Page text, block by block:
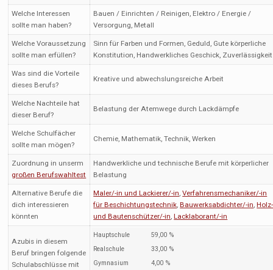
Welche Interessen
sollte man haben?
Bauen / Einrichten / Reinigen, Elektro / Energie /
Versorgung, Metall
Welche Voraussetzung
sollte man erfüllen?
Sinn für Farben und Formen, Geduld, Gute körperliche
Konstitution, Handwerkliches Geschick, Zuverlässigkeit
Was sind die Vorteile
dieses Berufs?
Kreative und abwechslungsreiche Arbeit
Welche Nachteile hat
dieser Beruf?
Belastung der Atemwege durch Lackdämpfe
Welche Schulfächer
sollte man mögen?
Chemie, Mathematik, Technik, Werken
Zuordnung in unserm
großen Berufswahltest
Handwerkliche und technische Berufe mit körperlicher
Belastung
Alternative Berufe die
dich interessieren
könnten
Maler/-in und Lackierer/-in,Verfahrensmechaniker/-in
für Beschichtungstechnik,Bauwerksabdichter/-in,Holz-
und Bautenschützer/-in,Lacklaborant/-in
Azubis in diesem
Beruf bringen folgende
Schulabschlüsse mit
Hauptschule
59,00 %
Realschule
33,00 %
Gymnasium
4,00 %